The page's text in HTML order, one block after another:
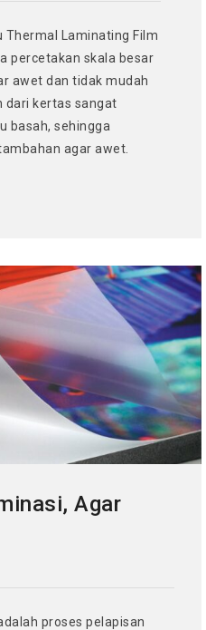
Thermal Laminating Film
percetakan skala besar
awet dan tidak mudah
dari kertas sangat
basah, sehingga
agar awet.
Agar
proses pelapisan